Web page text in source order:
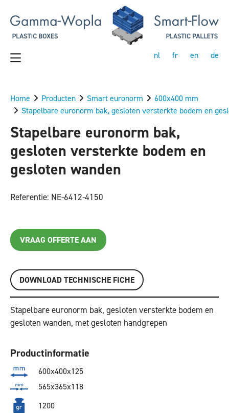
nl fr en de
Home Producten Smart euronorm
600x400 mm
Stapelbare euronorm bak, gesloten versterkte bodem en
Stapelbare euronorm bak,
gesloten versterkte bodem en
gesloten wanden
Referentie: NE-6412-4150
VRAAG OFFERTE AAN
DOWNLOAD TECHNISCHE FICHE
Stapelbare euronorm bak, gesloten versterkte bodem en
gesloten wanden, met gesloten handgrepen
Productinformatie
600x400x125
565x365x118
1200